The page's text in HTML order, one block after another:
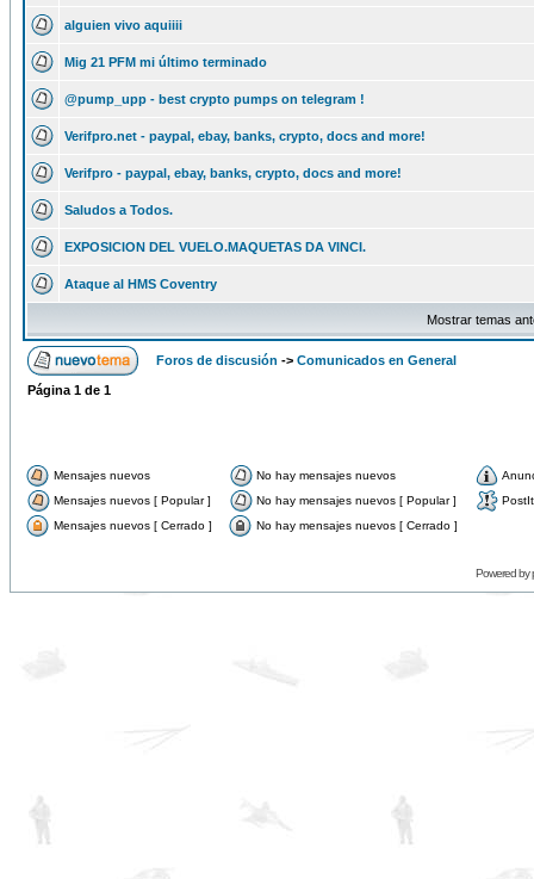
alguien vivo aquiiii
Mig 21 PFM mi último terminado
@pump_upp - best crypto pumps on telegram !
Verifpro.net - paypal, ebay, banks, crypto, docs and more!
Verifpro - paypal, ebay, banks, crypto, docs and more!
Saludos a Todos.
EXPOSICION DEL VUELO.MAQUETAS DA VINCI.
Ataque al HMS Coventry
Mostrar temas
Foros de discusión -> Comunicados en General
Página 1 de 1
Mensajes nuevos No hay mensajes nuevos
Mensajes nuevos [ Popular ]
No hay mensajes nuevos [ Popular ]
PostIt
Mensajes nuevos [ Cerrado ]
No hay mensajes nuevos [ Cerrado ]
Powered by